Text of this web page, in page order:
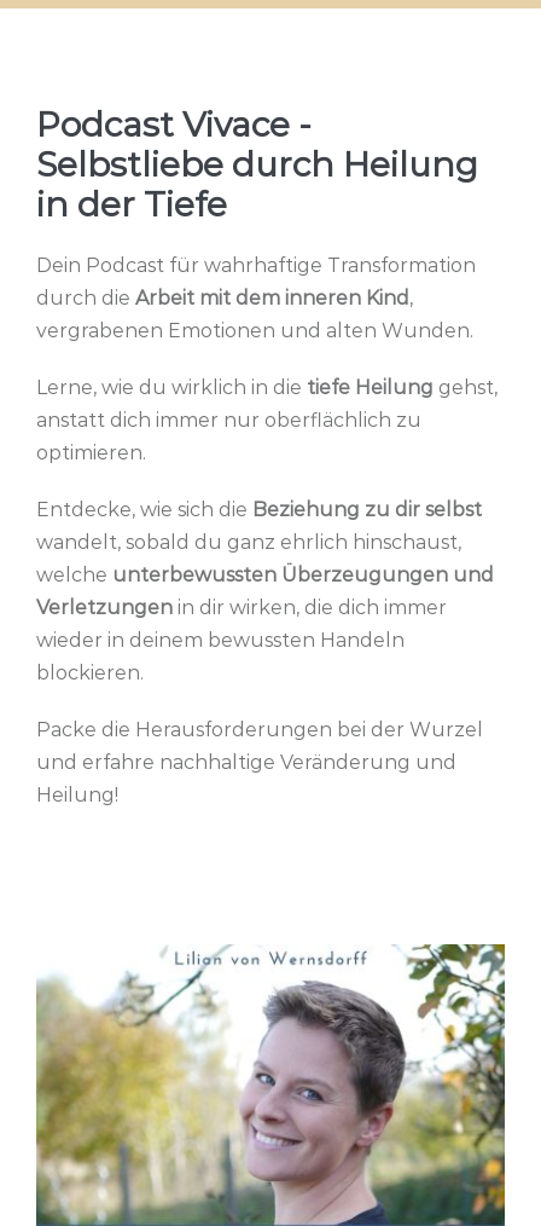
Podcast Vivace -
Selbstliebe durch Heilung
in der Tiefe
Dein Podcast für wahrhaftige Transformation
durch die Arbeit mit dem inneren Kind ,
vergrabenen Emotionen und alten Wunden.
Lerne, wie du wirklich in die tiefe Heilung gehst,
anstatt dich immer nur oberflächlich zu
optimieren.
Entdecke, wie sich die Beziehung zu dir selbst
wandelt, sobald du ganz ehrlich hinschaust,
welche unterbewussten Überzeugungen und
Verletzungen in dir wirken, die dich immer
wieder in deinem bewussten Handeln
blockieren.
Packe die Herausforderungen bei der Wurzel
und erfahre nachhaltige Veränderung und
Heilung!